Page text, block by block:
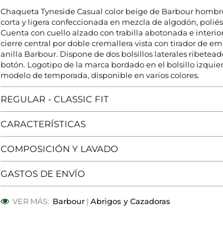
Chaqueta Tyneside Casual color beige de Barbour
corta y ligera confeccionada en mezcla de algodón,
Cuenta con cuello alzado con trabilla abotonada e
cierre central por doble cremallera vista con tirador de
anilla Barbour. Dispone de dos bolsillos laterales
botón. Logotipo de la marca bordado en el bolsillo
modelo de temporada, disponible en varios colores.
REGULAR - CLASSIC FIT
CARACTERÍSTICAS
COMPOSICIÓN Y LAVADO
GASTOS DE ENVÍO
VER MÁS: Barbour | Abrigos y Cazadoras
HABILITAR TODO